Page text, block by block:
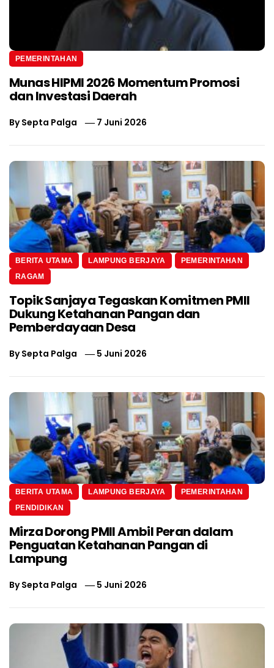
PEMERINTAHAN
Munas HIPMI 2026 Momentum Promosi
dan Investasi Daerah
BySepta Palga 7 Juni 2026
BERITA UTAMA LAMPUNG BERJAYA
PEMERINTAHAN
RAGAM
Topik Sanjaya Tegaskan Komitmen PMII
Dukung Ketahanan Pangan dan
Pemberdayaan Desa
BySepta Palga 5 Juni 2026
BERITA UTAMA LAMPUNG BERJAYA
PEMERINTAHAN
PENDIDIKAN
Mirza Dorong PMII Ambil Peran dalam
Penguatan Ketahanan Pangan di
Lampung
BySepta Palga 5 Juni 2026